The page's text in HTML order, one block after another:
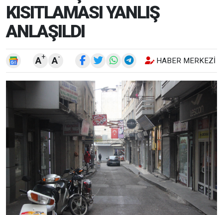
KISITLAMASI YANLIŞ
ANLAŞILDI
A+ A- HABER MERKEZI